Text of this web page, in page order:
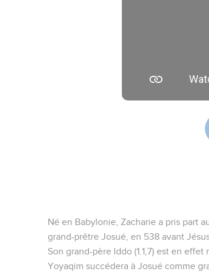
Né en Babylonie, Zacharie a pris part
grand-prêtre Josué, en 538 avant
Son grand-père Iddo (1.1,7) est en
Yoyaqim succédera à Josué comme